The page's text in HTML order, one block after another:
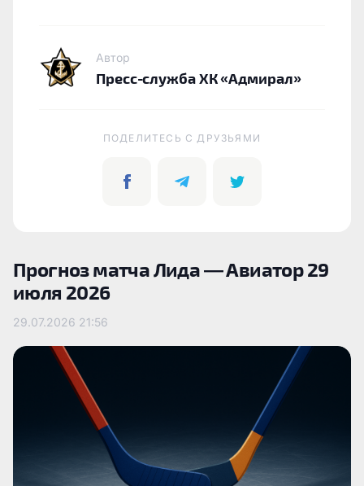
Автор
Пресс-служба ХК «Адмирал»
ПОДЕЛИТЕСЬ C ДРУЗЬЯМИ
Прогноз матча Лида — Авиатор 29
июля 2026
29.07.2026 21:56